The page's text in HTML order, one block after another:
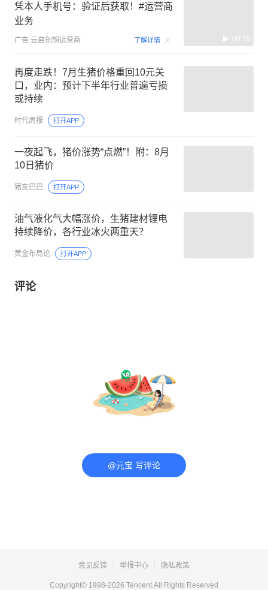
凭本人手机号：验证后获取！#运营商
业务
广告 云启创想运营商 了解详情 00:15
再度走跌！7月生猪价格重回10元关
口，业内：预计下半年行业普遍亏损
或持续
时代周报 打开APP
一夜起飞，猪价涨势“点燃”！附：8月
10日猪价
猪友巴巴 打开APP
油气液化气大幅涨价，生猪建材锂电
持续降价，各行业冰火两重天？
黄金布局论 打开APP
评论
@元宝 写评论
意见反馈 举报中心 隐私政策
Copyright© 1998-2026 Tencent.All Rights Reserved